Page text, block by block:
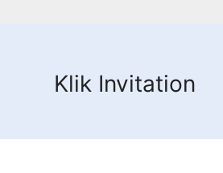
Klik Invitation